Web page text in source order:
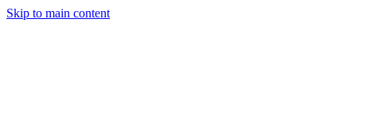
Skip to main content